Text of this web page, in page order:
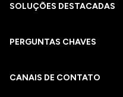
SOLUÇÕES DESTACADAS
PERGUNTAS CHAVES​
CANAIS DE CONTATO